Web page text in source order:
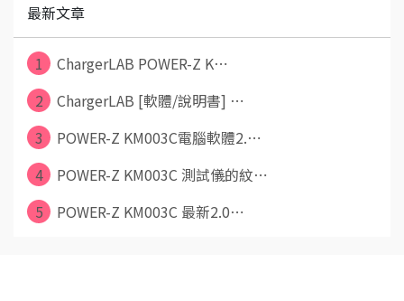
最新文章
1
ChargerLAB POWER-Z K⋯
2
ChargerLAB [軟體/說明書] ⋯
3
POWER-Z KM003C電腦軟體2.⋯
4
POWER-Z KM003C 測試儀的紋⋯
5
POWER-Z KM003C 最新2.0⋯